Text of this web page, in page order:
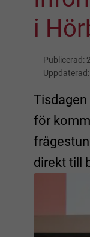
i
Publicerad:
Uppdaterad:
för
direkt till